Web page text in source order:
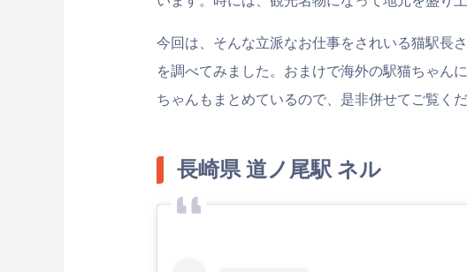
今回は、そんな立派なお仕事をされいる猫駅長
を調べてみました。おまけで海外の駅猫ちゃん
ちゃんもまとめているので、是非併せてご覧くだ
長崎県 道ノ尾駅 ネル